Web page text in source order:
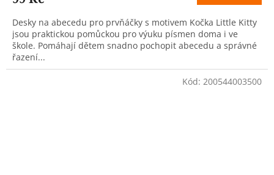
Desky na abecedu pro prvňáčky s motivem Kočka Little Kitty
jsou praktickou pomůckou pro výuku písmen doma i ve
škole. Pomáhají dětem snadno pochopit abecedu a správné
řazení...
Kód: 200544003500